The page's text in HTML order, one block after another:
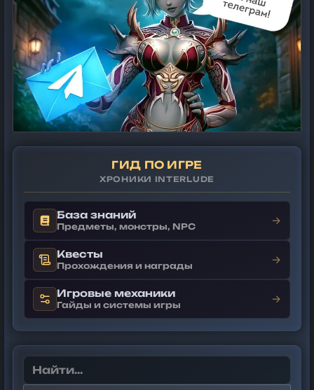
ГИД ПО ИГРЕ
ХРОНИКИ INTERLUDE
База знаний
Предметы, монстры, NPC →
Квесты
Прохождения и награды →
Игровые механики
Гайды и системы игры →